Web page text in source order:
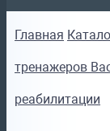
Главная
тренажеров
реабилитации